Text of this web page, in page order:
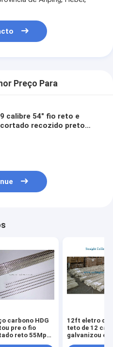
Preço Para
9 calibre 54" fio reto e
cortado recozido preto
carbono HDG
pre o fio
reto 55Mpa
12ft eletro do
teto de 12
galvanizou o